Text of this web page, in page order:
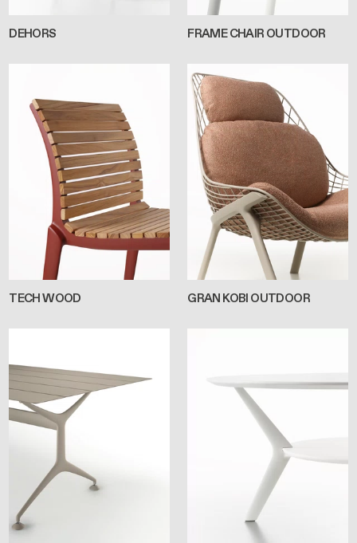
DEHORS FRAME CHAIR OUTDOOR
TECH WOOD GRAN KOBI OUTDOOR